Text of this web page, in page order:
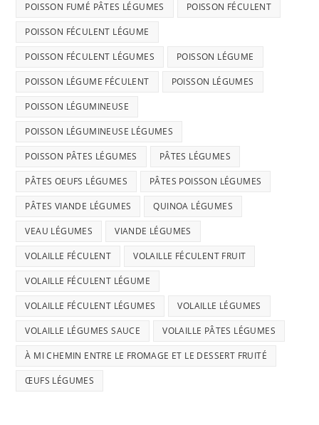
POISSON FUMÉ PÂTES LÉGUMES POISSON FÉCULENT
POISSON FÉCULENT LÉGUME
POISSON FÉCULENT LÉGUMES POISSON LÉGUME
POISSON LÉGUME FÉCULENT POISSON LÉGUMES
POISSON LÉGUMINEUSE
POISSON LÉGUMINEUSE LÉGUMES
POISSON PÂTES LÉGUMES PÂTES LÉGUMES
PÂTES OEUFS LÉGUMES PÂTES POISSON LÉGUMES
PÂTES VIANDE LÉGUMES QUINOA LÉGUMES
VEAU LÉGUMES VIANDE LÉGUMES
VOLAILLE FÉCULENT VOLAILLE FÉCULENT FRUIT
VOLAILLE FÉCULENT LÉGUME
VOLAILLE FÉCULENT LÉGUMES VOLAILLE LÉGUMES
VOLAILLE LÉGUMES SAUCE VOLAILLE PÂTES LÉGUMES
À MI CHEMIN ENTRE LE FROMAGE ET LE DESSERT FRUITÉ
ŒUFS LÉGUMES